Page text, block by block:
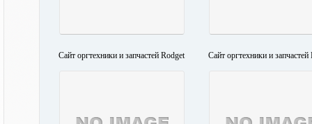
Сайт оргтехники и запчастей Rodget Сайт оргтехники и запчастей